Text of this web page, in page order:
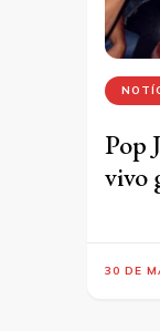
Pop
vivo
30 DE